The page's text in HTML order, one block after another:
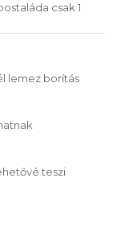
csak 1
lemez borítás
teszi